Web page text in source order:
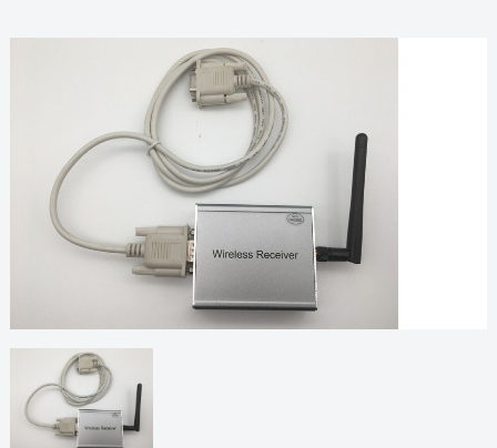
Технические характеристики
Датчик температуры Tzone TZ-RD01
Частотный диапазон, МГц
Чувствительность, дБм
-104
Угол идентификации
3D
Интерфейс связи
RS232
Питание, В
Диапазон рабочих температур
Защита корпуса